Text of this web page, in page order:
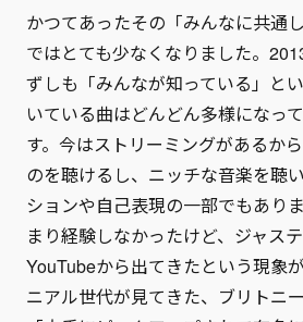
かつてあったその「みんなに共通
ではとても少なくなりました。
ずしも「みんなが知っている」と
いている曲はどんどん多様になっ
す。今はストリーミングがあるか
のを聴けるし、ニッチな音楽を聴
ションや自己表現の一部でもあり
まり経験しなかったけど、ジャス
YouTubeから出てきたという現象
ニアル世代が見てきた、ブリトニ